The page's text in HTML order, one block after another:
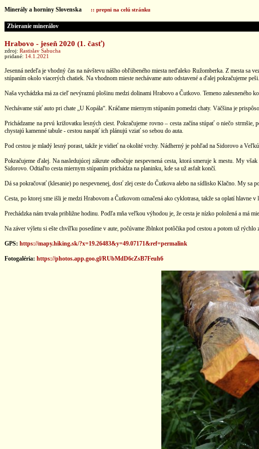
Minerály a horniny Slovenska :: prepni na celú stránku
Zbieranie minerálov
Hrabovo - jeseň 2020 (1. časť)
zdroj: Rastislav Sabucha
pridané: 14.1.2021
Jesenná nedeľa je vhodný čas na návštevu nášho obľúbeného miesta neďaleko Ružomberka. Z mesta
stúpaním okolo viacerých chatiek. Na vhodnom mieste nechávame auto odstavené a ďalej pokračujeme peši.
Naša vychádzka má za cieľ nevýraznú plošinu medzi dolinami Hrabovo a Čutkovo. Temeno
Nechávame stáť auto pri chate „U Kopála“. Kráčame miernym stúpaním pomedzi chaty. Väčšina je
Prichádzame na prvú križovatku lesných ciest. Pokračujeme rovno – cesta začína stúpať o niečo
chystajú kamenné tabule - cestou naspäť ich plánujú vziať so sebou do auta.
Pod cestou je mladý lesný porast, takže je vidieť na okolité vrchy. Nádherný je pohľad na Sidorovo a
Pokračujeme ďalej. Na nasledujúcej zákrute odbočuje nespevnená cesta, ktorá smeruje k mestu. My
Sidorovo. Odtiaľto cesta miernym stúpaním prichádza na planinku, kde sa už asfalt končí.
Dá sa pokračovať (klesanie) po nespevnenej, dosť zlej ceste do Čutkova alebo na sídlisko Klačno. My sa
Cesta, po ktorej sme išli je medzi Hrabovom a Čutkovom označená ako cyklotrasa, takže sa oplatí
Prechádzka nám trvala približne hodinu. Podľa mňa veľkou výhodou je, že cesta je nízko položená a má
Na záver výletu si ešte chvíľku posedíme v aute, počúvame žblnkot potôčika pod cestou a potom už rýchlo
GPS: https://mapy.hiking.sk/?x=19.26483&y=49.07171&ref=permalink
Fotogaléria: https://photos.app.goo.gl/RUbMdD6cZsB7Feuh6